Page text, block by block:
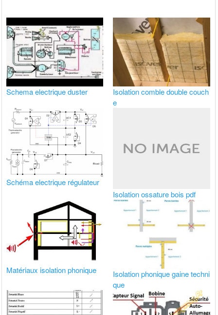
Schema electrique duster
Isolation comble double couch
e
Schéma electrique régulateur
Isolation ossature bois pdf
Matériaux isolation phonique
Isolation phonique gaine techni
que